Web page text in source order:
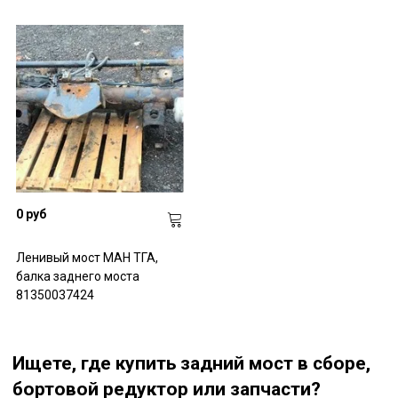
0 руб
Ленивый мост МАН ТГА,
балка заднего моста
81350037424
Ищете, где купить задний мост в сборе,
бортовой редуктор или запчасти?